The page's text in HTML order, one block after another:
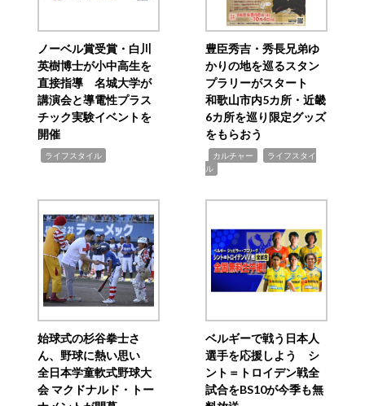
ノーベル賞受賞・白川
英樹博士が小中高生を
直接指導 名城大学が
講演会と導電性プラス
チック実験イベントを
開催
ライフスタイル
豊臣秀吉・秀長兄弟ゆ
かりの地を巡るスタン
プラリーがスタート
和歌山市内5カ所・近畿
6カ所を巡り限定グッズ
をもらおう
カルチャー
ライフスタイ
ル
始球式の杉谷拳士さ
ん、野球に熱い思い
全日本学童軟式野球大
会 マクドナルド・トー
ベルギーで戦う日本人
選手を応援しよう シ
ント＝トロイデン戦全
試合をBS10が今季も無